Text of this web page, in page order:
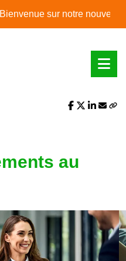
sur notre nouveau site
au